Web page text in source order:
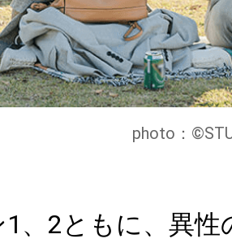
photo：
1、2ともに、異